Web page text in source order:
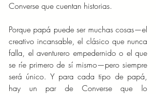
Converse que cuentan historias.
Porque papá puede ser muchas cosas—el
creativo incansable, el clásico que nunca
falla, el aventurero empedernido o el que
se ríe primero de sí mismo—pero siempre
será único. Y para cada tipo de papá,
hay un par de Converse que lo